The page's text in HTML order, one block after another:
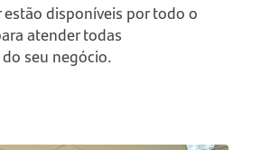
estão disponíveis por todo o
atender todas
seu negócio.